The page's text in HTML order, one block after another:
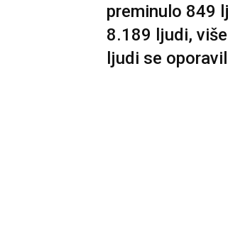
preminulo 849
8.189 ljudi,
ljudi se